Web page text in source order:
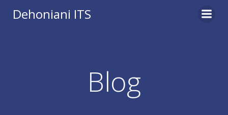
Dehoniani ITS
Blog